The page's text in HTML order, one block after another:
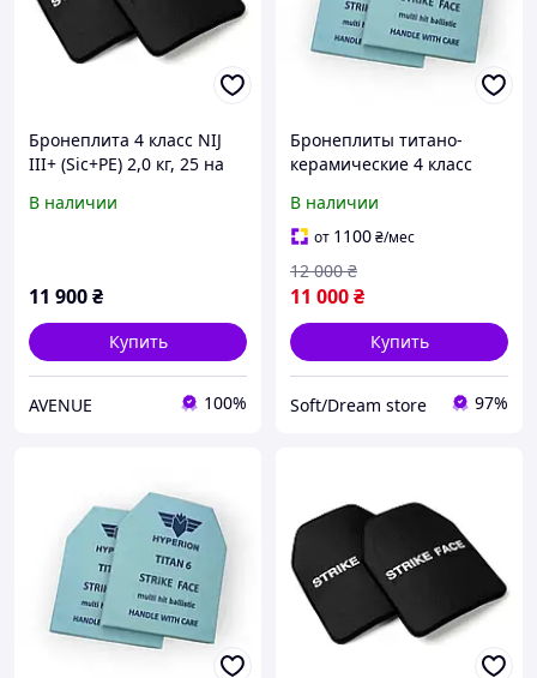
Бронеплита 4 класс NIJ
III+ (Sic+PE) 2,0 кг, 25 на
В наличии
11 900₴
Купить
AVENUE 100%
Бронеплиты титано-
керамические 4 класс
(комплект 2 шт, 2,2 кг)
В наличии
от 1100₴/мес
11 000₴
12 000 ₴
Купить
Soft/Dream store 97%